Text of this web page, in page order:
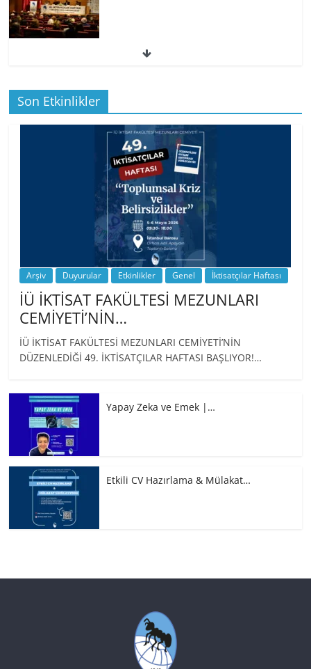
49. İktisatçılar Haftası | 1.…
BİZ İKTİSATLILAR: İÇİMİZDEN BİRİ PROF.
…
Son Etkinlikler
Arşiv Duyurular Etkinlikler Genel İktisatçılar Haftası
İÜ İKTİSAT FAKÜLTESİ MEZUNLARI
CEMİYETİ’NİN…
İÜ İKTİSAT FAKÜLTESİ MEZUNLARI CEMİYETİ’NİN
DÜZENLEDİĞİ 49. İKTİSATÇILAR HAFTASI BAŞLIYOR!…
Yapay Zeka ve Emek |…
Etkili CV Hazırlama & Mülakat…